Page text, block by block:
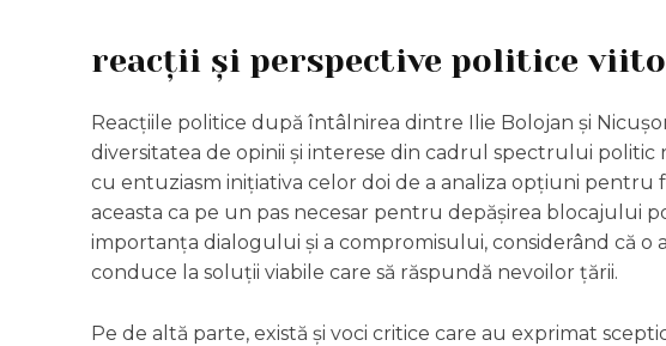
reacții și perspective politice
Reacțiile politice după întâlnirea dintre Ilie Bolojan și
diversitatea de opinii și interese din cadrul spectrului politic
cu entuziasm inițiativa celor doi de a analiza opțiuni
aceasta ca pe un pas necesar pentru depășirea blocajului
importanța dialogului și a compromisului, considerând că o
conduce la soluții viabile care să răspundă nevoilor țării.
Pe de altă parte, există și voci critice care au exprimat